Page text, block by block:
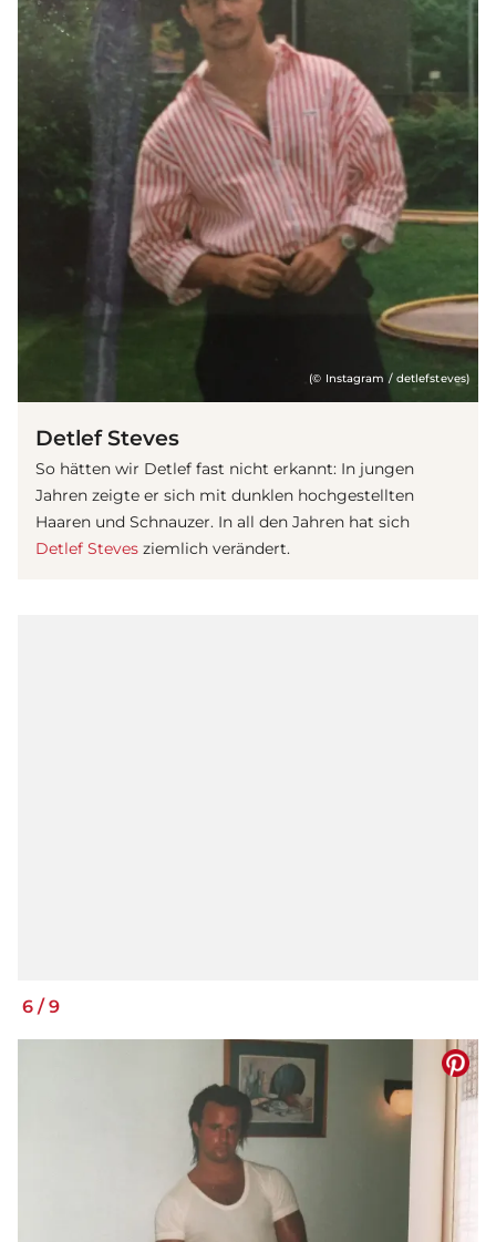
(© Instagram / detlefsteves)
Detlef Steves
So hätten wir Detlef fast nicht erkannt: In jungen
Jahren zeigte er sich mit dunklen hochgestellten
Haaren und Schnauzer. In all den Jahren hat sich
Detlef Steves ziemlich verändert.
6 /9